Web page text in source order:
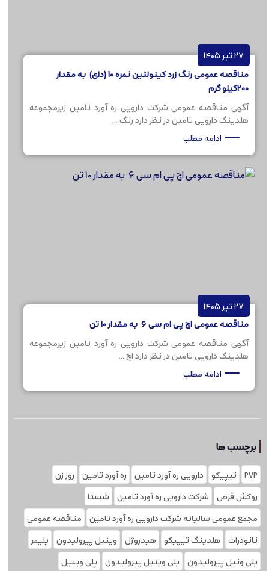
27 تیر 1405
مناقصه عمومی رنگ زرد کینولئین نمره 10 (دای) به مقدار
200کیلو گرم
آگهی مناقصه عمومی شرکت دارویی ره آورد تامین زیرمجموعه
هلدینگ دارویی تامین در نظر دارد رنگ ...
ادامه مطلب
27 تیر 1405
مناقصه عمومی اچ پی ام سی 6 به مقدار 10 تن
آگهی مناقصه عمومی شرکت دارویی ره آورد تامین زیرمجموعه
هلدینگ دارویی تامین در نظر دارد اچ ...
ادامه مطلب
برچسب ها
PVP تیپیکو دارویی ره آورد تامین ره آورد تامین
روز زن
روکش قرص
شرکت دارویی ره آورد تامین
شستا
مجمع عمومی سالیانه شرکت دارویی ره آورد تامین
مناقصه عمومی
نانوذرات
هلدینگ تیپیکو هیدروژل وینیل پیرولیدون
پلیمر
پلی ونیل پیرولیدون
پلی وینیل پیرولیدون
پلی‌ وینیل